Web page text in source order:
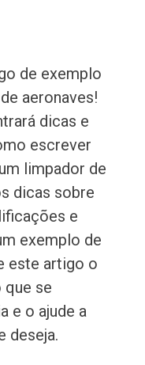
de exemplo
aeronaves!
dicas e
escrever
limpador de
dicas sobre
e
exemplo de
este artigo o
que se
e o ajude a
deseja.